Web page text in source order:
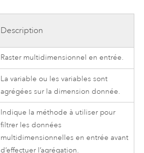
Description
Raster multidimensionnel en entrée.
La variable ou les variables sont
agrégées sur la dimension donnée.
Indique la méthode à utiliser pour
filtrer les données
multidimensionnelles en entrée avant
d’effectuer l’agrégation.